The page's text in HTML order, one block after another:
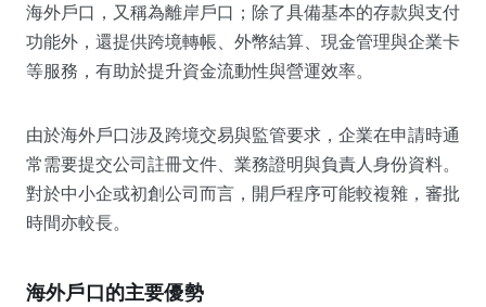
海外戶口，又稱為離岸戶口；除了具備基本的存款與支付
功能外，還提供跨境轉帳、外幣結算、現金管理與企業卡
等服務，有助於提升資金流動性與營運效率。
由於海外戶口涉及跨境交易與監管要求，企業在申請時通
常需要提交公司註冊文件、業務證明與負責人身份資料。
對於中小企或初創公司而言，開戶程序可能較複雜，審批
時間亦較長。
海外戶口的主要優勢